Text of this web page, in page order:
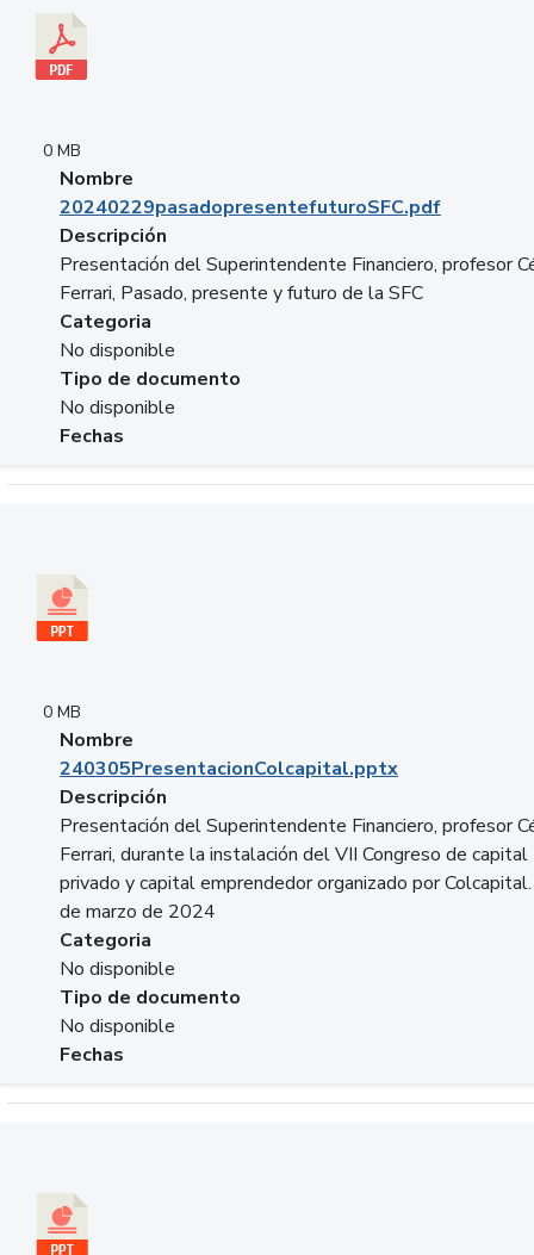
0 MB
Nombre
20240229pasadopresentefuturoSFC.pdf
Descripción
Presentación del Superintendente Financiero, profesor
Ferrari, Pasado, presente y futuro de la SFC
Categoria
No disponible
Tipo de documento
No disponible
Fechas
0 MB
Nombre
240305PresentacionColcapital.pptx
Descripción
Presentación del Superintendente Financiero, profesor
Ferrari, durante la instalación del VII Congreso de capital
privado y capital emprendedor organizado por
de marzo de 2024
Categoria
No disponible
Tipo de documento
No disponible
Fechas